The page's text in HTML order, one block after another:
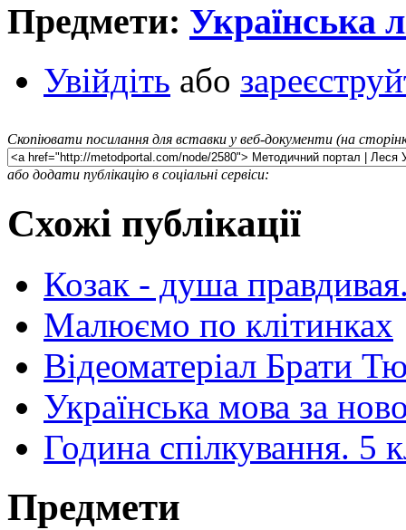
Предмети: Українська
Увійдіть або
Скопіювати посилання для вставки у веб-документи (на
або додати публікацію в соціальні сервіси:
Схожі публікації
Козак - душа
Малюємо по клiтинках
Відеоматеріал Брати
Українська мова за
Година спілкування. 5
Предмети